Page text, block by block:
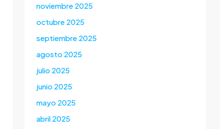
noviembre 2025
octubre 2025
septiembre 2025
agosto 2025
julio 2025
junio 2025
mayo 2025
abril 2025